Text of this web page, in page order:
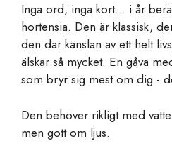
Inga ord, inga kort... i år
hortensia. Den är klassisk,
den där känslan av ett helt
älskar så mycket. En gåva
som bryr sig mest om dig -
Den behöver rikligt med
men gott om ljus.